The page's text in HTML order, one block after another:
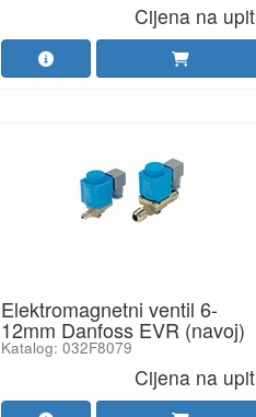
Cijena na upit
Elektromagnetni ventil 6-
12mm Danfoss EVR (navoj)
Katalog: 032F8079
Cijena na upit